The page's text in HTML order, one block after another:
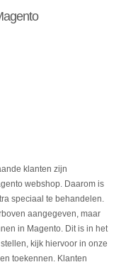
klanten zijn
webshop. Daarom is
speciaal te behandelen.
aangegeven, maar
in Magento. Dit is in het
kijk hiervoor in onze
toekennen. Klanten